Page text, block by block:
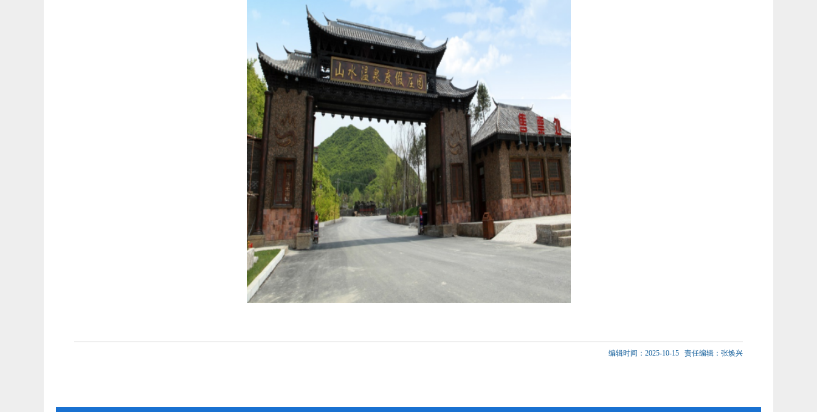
编辑时间：2025-10-15 责任编辑：张焕兴